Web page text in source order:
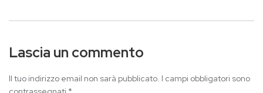
Lascia un commento
Il tuo indirizzo email non sarà pubblicato. I campi obbligatori sono